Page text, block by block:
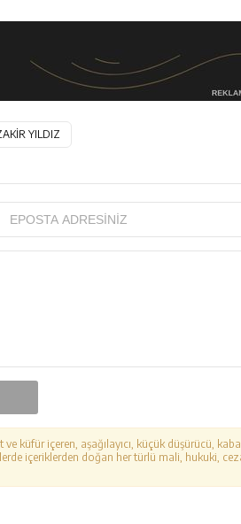
YILDIZ
küfür içeren, aşağılayıcı, küçük düşürücü, kaba,
içeriklerden doğan her türlü mali, hukuki,